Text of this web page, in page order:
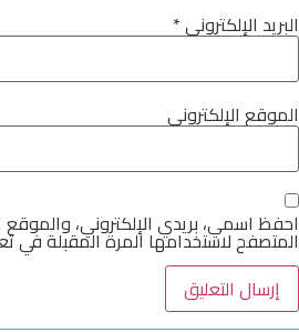
البريد الإلكتروني*
الموقع الإلكتروني
احفظ اسمي، بريدي الإلكتروني، والموقع
المتصفح لاستخدامها المرة المقبلة في